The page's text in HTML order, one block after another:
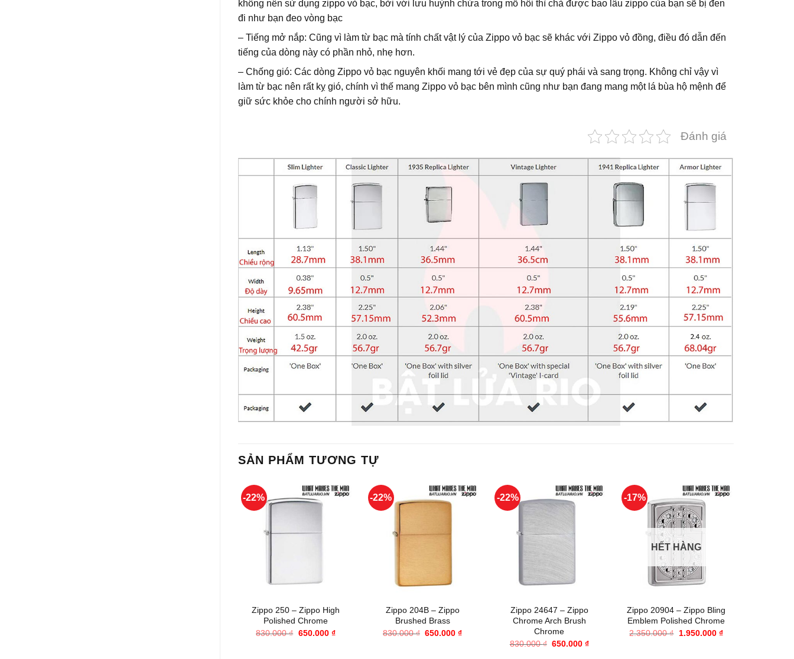
không nên sử dụng zippo vỏ bạc, bởi với lưu huỳnh chứa trong mồ hôi thì chả được bao lâu zippo của bạn sẽ bị đen
đi như bạn đeo vòng bạc
– Tiếng mở nắp: Cũng vì làm từ bạc mà tính chất vật lý của Zippo vỏ bạc sẽ khác với Zippo vỏ đồng, điều đó dẫn đến
tiếng của dòng này có phần nhỏ, nhẹ hơn.
– Chống gió: Các dòng Zippo vỏ bạc nguyên khối mang tới vẻ đẹp của sự quý phái và sang trọng. Không chỉ vậy vì
làm từ bạc nên rất kỵ gió, chính vì thế mang Zippo vỏ bạc bên mình cũng như bạn đang mang một lá bùa hộ mệnh để
giữ sức khỏe cho chính người sở hữu.
Đánh giá
SẢN PHẨM TƯƠNG TỰ
-22%
Zippo 250 – Zippo High
Polished Chrome
830.000₫ Giá
650.000 ₫Giá
-22%
Zippo 204B – Zippo
Brushed Brass
830.000₫ Giá
650.000₫Giá
-22%
Zippo 24647 – Zippo
Chrome Arch Brush
Chrome
830.000₫ Giá
650.000₫Giá
-17%
HẾT HÀNG
Zippo 20904 – Zippo Bling
Emblem Polished Chrome
2.350.000₫ Giá
1.950.000 ₫Giá